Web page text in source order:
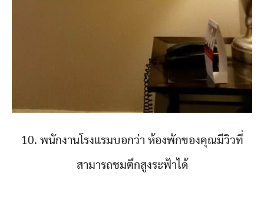
10. พนักงานโรงแรมบอกว่า ห้องพักของคุณมีวิวที่
สามารถชมตึกสูงระฟ้าได้